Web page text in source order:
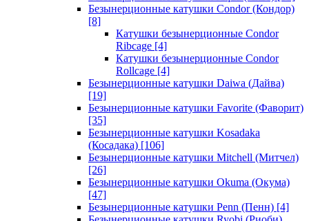
Безынерционные катушки Condor (Кондор)
[8]
Катушки безынерционные Condor
Ribcage [4]
Катушки безынерционные Condor
Rollcage [4]
Безынерционные катушки Daiwa (Дайва)
[19]
Безынерционные катушки Favorite (Фаворит)
[35]
Безынерционные катушки Kosadaka
(Косадака) [106]
Безынерционные катушки Mitchell (Митчел)
[26]
Безынерционные катушки Okuma (Окума)
[47]
Безынерционные катушки Penn (Пенн) [4]